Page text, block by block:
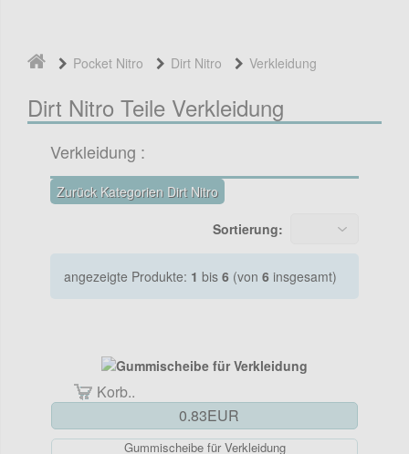
Pocket Nitro Dirt Nitro Verkleidung
Dirt Nitro Teile Verkleidung
Verkleidung :
Zurück Kategorien Dirt Nitro
Sortierung:
angezeigte Produkte: 1 bis 6 (von 6 insgesamt)
Korb..
0.83EUR
Gummischeibe für Verkleidung